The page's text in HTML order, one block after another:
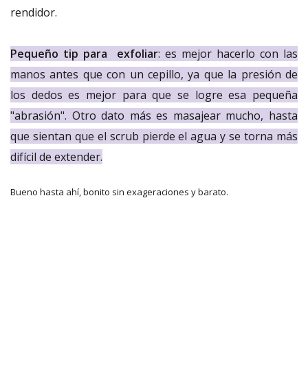
rendidor.
Pequeño tip para exfoliar: es mejor hacerlo con las
manos antes que con un cepillo, ya que la presión de
los dedos es mejor para que se logre esa pequeña
"abrasión". Otro dato más es masajear mucho, hasta
que sientan que el scrub pierde el agua y se torna más
difícil de extender.
Bueno hasta ahí, bonito sin exageraciones y barato.